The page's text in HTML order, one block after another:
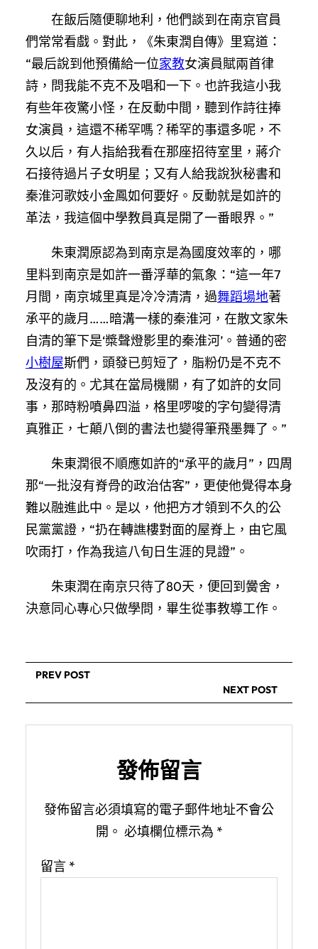
在飯后隨便聊地利，他們談到在南京官員
們常常看戲。對此，《朱東潤自傳》里寫道：
“最后說到他預備給一位家教女演員賦兩首律
詩，問我能不克不及唱和一下。也許我這小我
有些年夜驚小怪，在反動中間，聽到作詩往捧
女演員，這還不稀罕嗎？稀罕的事還多呢，不
久以后，有人指給我看在那座招待室里，蔣介
石接待過片子女明星；又有人給我說狄秘書和
秦淮河歌妓小金鳳如何要好。反動就是如許的
革法，我這個中學教員真是開了一番眼界。”
朱東潤原認為到南京是為國度效率的，哪
里料到南京是如許一番浮華的氣象：“這一年7
月間，南京城里真是冷冷清清，過舞蹈場地著
承平的歲月……暗溝一樣的秦淮河，在散文家朱
自清的筆下是‘槳聲燈影里的秦淮河’。普通的密
小樹屋斯們，頭發已剪短了，脂粉仍是不克不
及沒有的。尤其在當局機關，有了如許的女同
事，那時粉噴鼻四溢，格里啰唆的字句變得清
真雅正，七顛八倒的書法也變得筆飛墨舞了。”
朱東潤很不順應如許的“承平的歲月”，四周
那“一批沒有脊骨的政治估客”，更使他覺得本身
難以融進此中。是以，他把方才領到不久的公
民黨黨證，“扔在轉譙樓對面的屋脊上，由它風
吹雨打，作為我這八旬日生涯的見證”。
朱東潤在南京只待了80天，便回到黌舍，
決意同心專心只做學問，畢生從事教導工作。
PREV POST
NEXT POST
發佈留言
發佈留言必須填寫的電子郵件地址不會公
開。 必填欄位標示為 *
留言 *